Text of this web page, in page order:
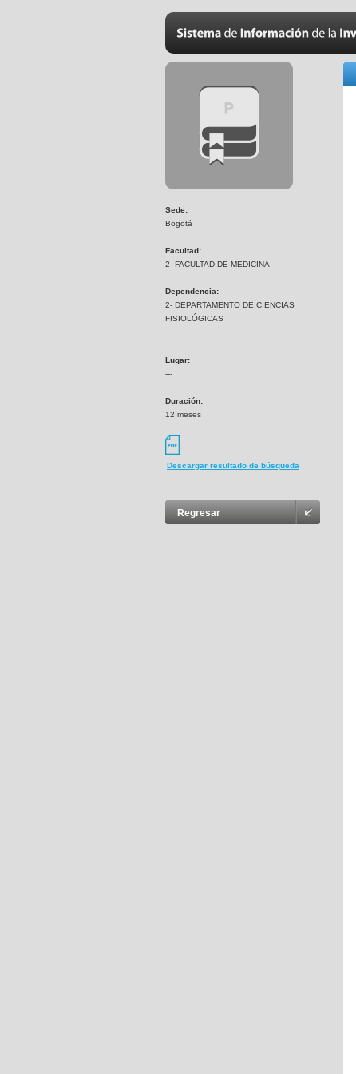
Sede:
Bogotá
Facultad:
2- FACULTAD DE MEDICINA
Dependencia:
2- DEPARTAMENTO DE CIENCIAS
FISIOLÓGICAS
Lugar:
---
Duración:
12 meses
Descargar resultado de búsqueda
Regresar